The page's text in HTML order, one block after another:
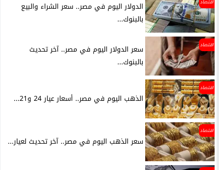
الدولار اليوم في مصر.. سعر الشراء والبيع
بالبنوك...
اقتصاد
سعر الدولار اليوم في مصر.. آخر تحديث
بالبنوك...
اقتصاد
الذهب اليوم في مصر.. أسعار عيار 24 و21...
اقتصاد
سعر الذهب اليوم في مصر.. آخر تحديث لعيار...